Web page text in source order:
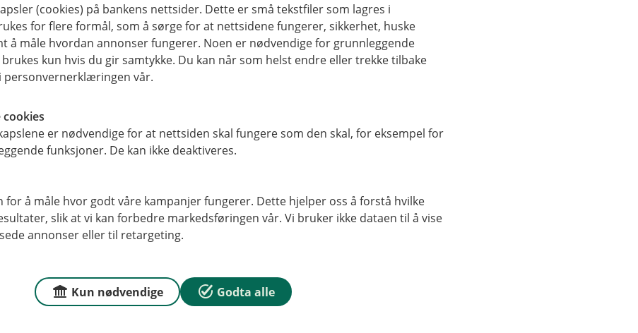
hvis noen får tak i BankID'en din?
(cookies) på bankens nettsider. Dette er små tekstfiler som lagres i
for flere formål, som å sørge for at nettsidene fungerer, sikkerhet, huske
å måle hvordan annonser fungerer. Noen er nødvendige for grunnleggende
kun hvis du gir samtykke. Du kan når som helst endre eller trekke tilbake
personvernerklæringen vår.
er nødvendige for at nettsiden skal fungere som den skal, for eksempel for
funksjoner. De kan ikke deaktiveres.
for å måle hvor godt våre kampanjer fungerer. Dette hjelper oss å forstå hvilke
slik at vi kan forbedre markedsføringen vår. Vi bruker ikke dataen til å vise
annonser eller til retargeting.
Kun nødvendige Godta alle